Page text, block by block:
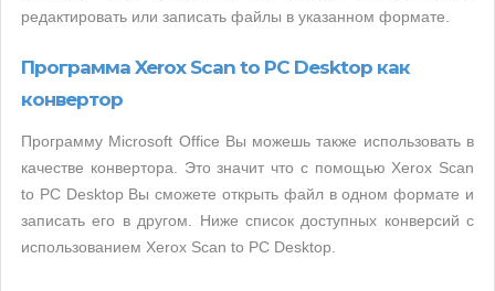
редактировать или записать файлы в указанном формате.
Программа Xerox Scan to PC Desktop как
конвертор
Программу Microsoft Office Вы можешь также использовать в
качестве конвертора. Это значит что с помощью Xerox Scan
to PC Desktop Вы сможете открыть файл в одном формате и
записать его в другом. Ниже список доступных конверсий с
использованием Xerox Scan to PC Desktop.